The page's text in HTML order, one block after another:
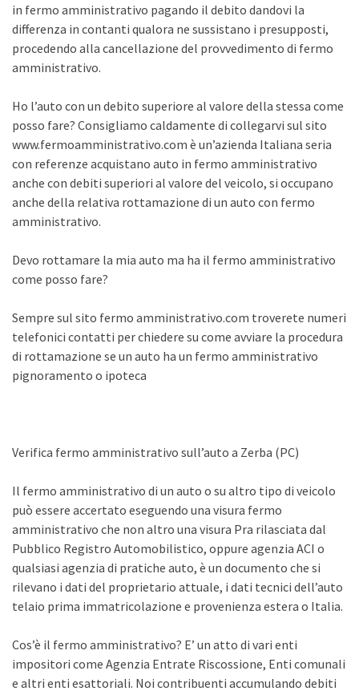
in fermo amministrativo pagando il debito dandovi la
differenza in contanti qualora ne sussistano i presupposti,
procedendo alla cancellazione del provvedimento di fermo
amministrativo.
Ho l’auto con un debito superiore al valore della stessa come
posso fare? Consigliamo caldamente di collegarvi sul sito
www.fermoamministrativo.com è un’azienda Italiana seria
con referenze acquistano auto in fermo amministrativo
anche con debiti superiori al valore del veicolo, si occupano
anche della relativa rottamazione di un auto con fermo
amministrativo.
Devo rottamare la mia auto ma ha il fermo amministrativo
come posso fare?
Sempre sul sito fermo amministrativo.com troverete numeri
telefonici contatti per chiedere su come avviare la procedura
di rottamazione se un auto ha un fermo amministrativo
pignoramento o ipoteca
Verifica fermo amministrativo sull’auto a Zerba (PC)
Il fermo amministrativo di un auto o su altro tipo di veicolo
può essere accertato eseguendo una visura fermo
amministrativo che non altro una visura Pra rilasciata dal
Pubblico Registro Automobilistico, oppure agenzia ACI o
qualsiasi agenzia di pratiche auto, è un documento che si
rilevano i dati del proprietario attuale, i dati tecnici dell’auto
telaio prima immatricolazione e provenienza estera o Italia.
Cos’è il fermo amministrativo? E’ un atto di vari enti
impositori come Agenzia Entrate Riscossione, Enti comunali
e altri enti esattoriali. Noi contribuenti accumulando debiti